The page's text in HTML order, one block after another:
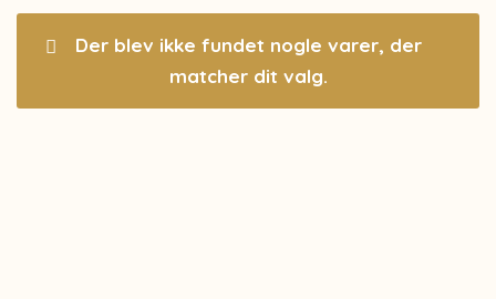
Der blev ikke fundet nogle varer, der
matcher dit valg.